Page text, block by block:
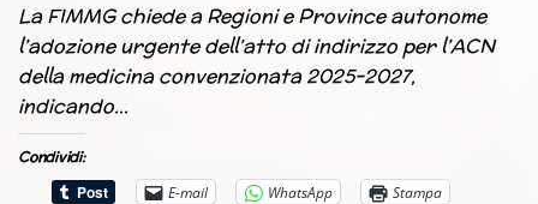
La FIMMG chiede a Regioni e Province autonome
l’adozione urgente dell’atto di indirizzo per l’ACN
della medicina convenzionata 2025-2027,
indicando…
Condividi:
E-mail
WhatsApp Stampa